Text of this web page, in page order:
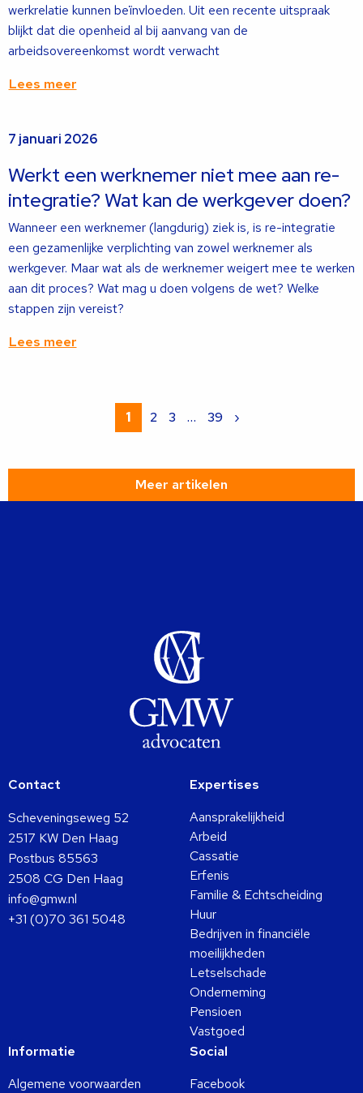
werkrelatie kunnen beïnvloeden. Uit een recente uitspraak
blijkt dat die openheid al bij aanvang van de
arbeidsovereenkomst wordt verwacht
Lees meer
meer
7 januari 2026
Werkt een werknemer niet mee aan re-
integratie? Wat kan de werkgever doen?
Wanneer een werknemer (langdurig) ziek is, is re-integratie
een gezamenlijke verplichting van zowel werknemer als
werkgever. Maar wat als de werknemer weigert mee te werken
aan dit proces? Wat mag u doen volgens de wet? Welke
stappen zijn vereist?
Lees meer
1 2 3 … 39 ›
Meer artikelen
Contact
Scheveningseweg 52
2517 KW Den Haag
Postbus 85563
2508 CG Den Haag
info@gmw.nl
+31 (0)70 361 5048
Expertises
Aansprakelijkheid
Arbeid
Cassatie
Erfenis
Familie & Echtscheiding
Huur
Bedrijven in financiële
moeilijkheden
Letselschade
Onderneming
Pensioen
Vastgoed
Informatie
Algemene voorwaarden
Social
Facebook